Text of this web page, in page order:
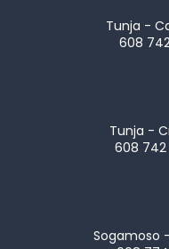
Tunja -
608
Tunja -
608 742
Sogamoso